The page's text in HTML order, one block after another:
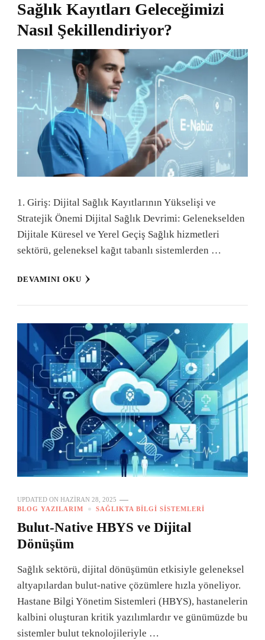
Sağlık Kayıtları Geleceğimizi
Nasıl Şekillendiriyor?
1. Giriş: Dijital Sağlık Kayıtlarının Yükselişi ve
Stratejik Önemi Dijital Sağlık Devrimi: Gelenekselden
Dijitale Küresel ve Yerel Geçiş Sağlık hizmetleri
sektörü, geleneksel kağıt tabanlı sistemlerden …
DEVAMINI OKU
UPDATED ON HAZIRAN 28, 2025
BLOG YAZILARIM
SAĞLIKTA BILGI SISTEMLERI
Bulut-Native HBYS ve Dijital
Dönüşüm
Sağlık sektörü, dijital dönüşümün etkisiyle geleneksel
altyapılardan bulut-native çözümlere hızla yöneliyor.
Hastane Bilgi Yönetim Sistemleri (HBYS), hastanelerin
kalbini oluşturan kritik yazılımlardır ve günümüzde bu
sistemler bulut teknolojileriyle …